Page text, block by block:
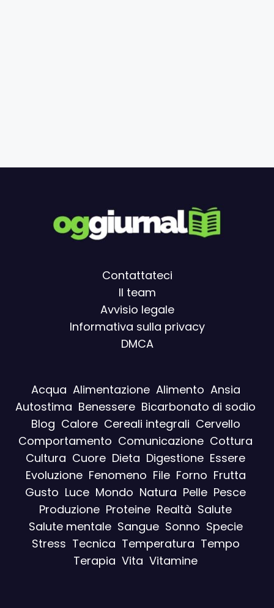
Contattateci
Il team
Avvisio legale
Informativa sulla privacy
DMCA
Acqua Alimentazione Alimento Ansia
Autostima Benessere Bicarbonato di sodio
Blog Calore Cereali integrali Cervello
Comportamento Comunicazione Cottura
Cultura Cuore Dieta Digestione Essere
Evoluzione Fenomeno File Forno Frutta
Gusto Luce Mondo Natura Pelle Pesce
Produzione Proteine Realtà Salute
Salute mentale Sangue Sonno Specie
Stress Tecnica Temperatura Tempo
Terapia Vita Vitamine